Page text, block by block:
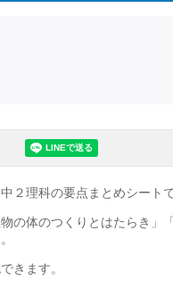
２理科の要点まとめシートで
の体のつくりとはたらき」
きます。